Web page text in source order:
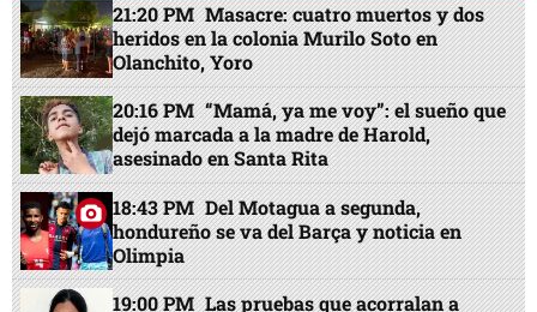
21:20 PM Masacre: cuatro muertos y dos
heridos en la colonia Murilo Soto en
Olanchito, Yoro
20:16 PM “Mamá, ya me voy”: el sueño que
dejó marcada a la madre de Harold,
asesinado en Santa Rita
18:43 PM Del Motagua a segunda,
hondureño se va del Barça y noticia en
Olimpia
19:00 PM Las pruebas que acorralan a